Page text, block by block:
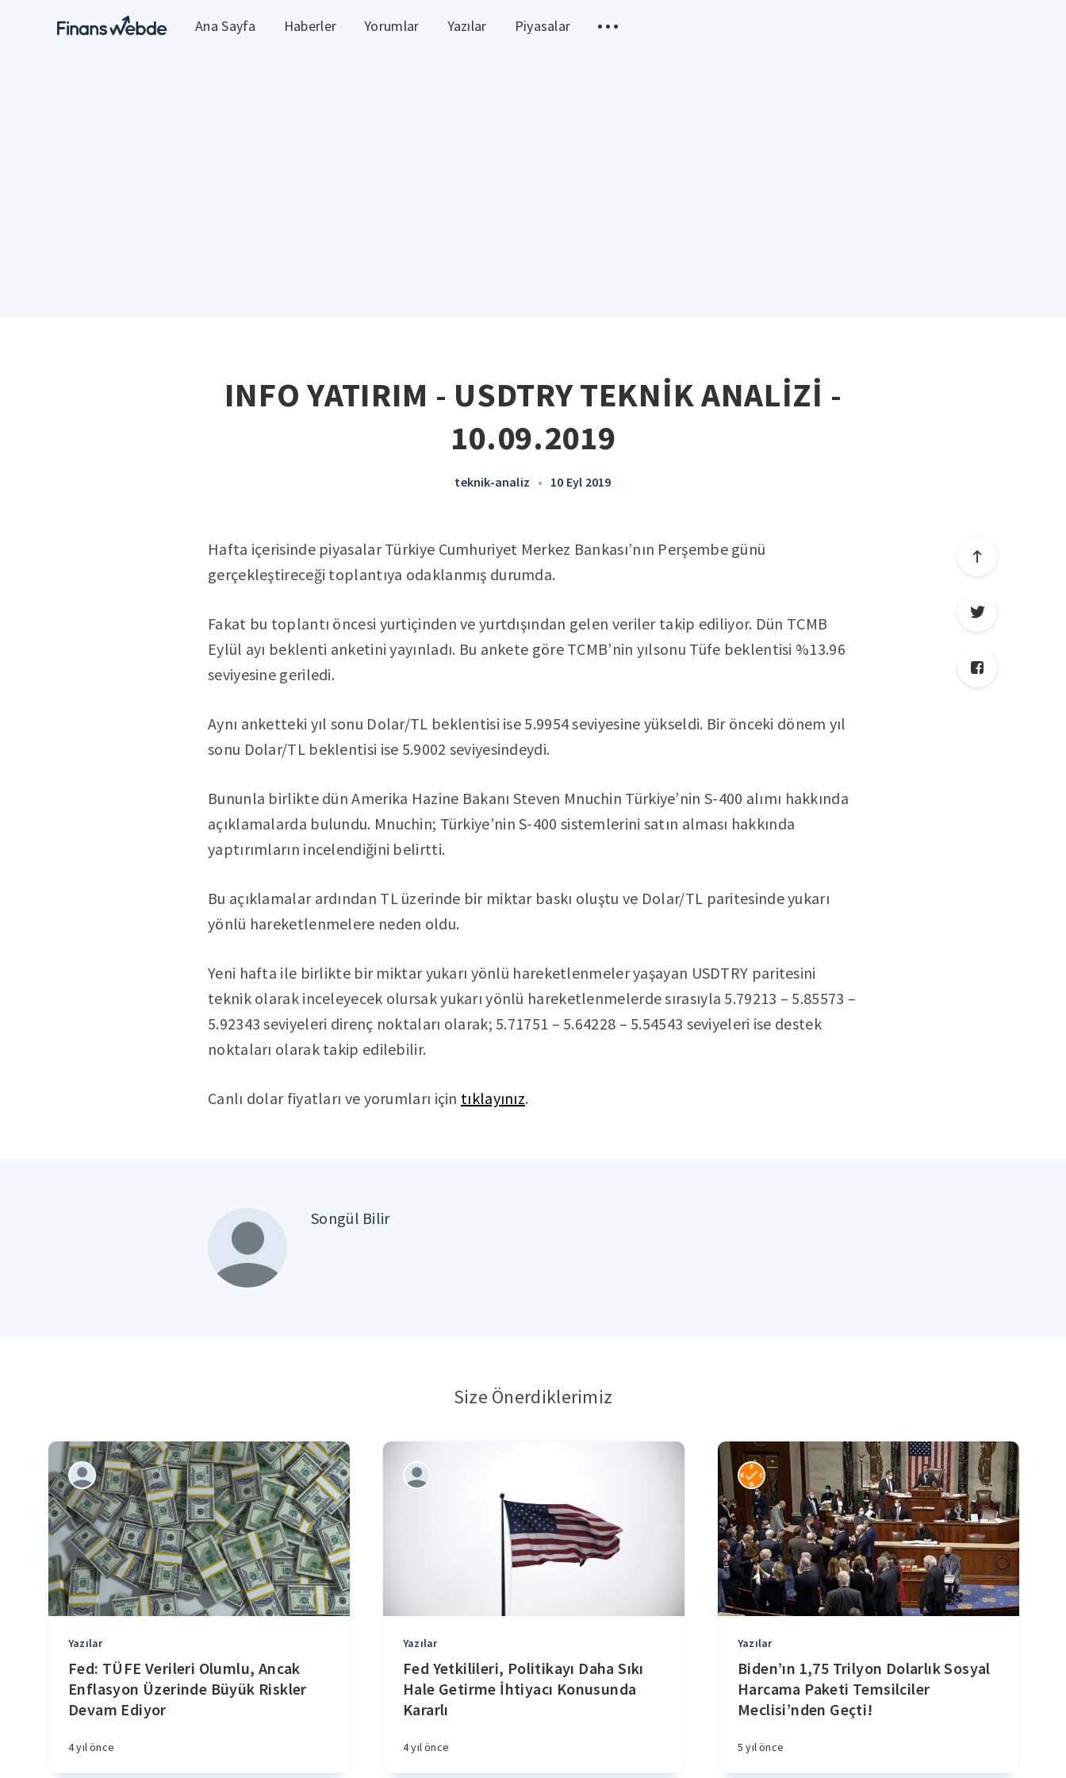
Ana Sayfa Haberler Yorumlar Yazılar Piyasalar
INFO YATIRIM - USDTRY TEKNİK ANALİZİ -
10.09.2019
teknik-analiz • 10 Eyl 2019
Hafta içerisinde piyasalar Türkiye Cumhuriyet Merkez Bankası’nın Perşembe günü
gerçekleştireceği toplantıya odaklanmış durumda.
Fakat bu toplantı öncesi yurtiçinden ve yurtdışından gelen veriler takip ediliyor. Dün TCMB
Eylül ayı beklenti anketini yayınladı. Bu ankete göre TCMB’nin yılsonu Tüfe beklentisi %13.96
seviyesine geriledi.
Aynı anketteki yıl sonu Dolar/TL beklentisi ise 5.9954 seviyesine yükseldi. Bir önceki dönem yıl
sonu Dolar/TL beklentisi ise 5.9002 seviyesindeydi.
Bununla birlikte dün Amerika Hazine Bakanı Steven Mnuchin Türkiye’nin S-400 alımı hakkında
açıklamalarda bulundu. Mnuchin; Türkiye’nin S-400 sistemlerini satın alması hakkında
yaptırımların incelendiğini belirtti.
Bu açıklamalar ardından TL üzerinde bir miktar baskı oluştu ve Dolar/TL paritesinde yukarı
yönlü hareketlenmelere neden oldu.
Yeni hafta ile birlikte bir miktar yukarı yönlü hareketlenmeler yaşayan USDTRY paritesini
teknik olarak inceleyecek olursak yukarı yönlü hareketlenmelerde sırasıyla 5.79213 – 5.85573 –
5.92343 seviyeleri direnç noktaları olarak; 5.71751 – 5.64228 – 5.54543 seviyeleri ise destek
noktaları olarak takip edilebilir.
Canlı dolar fiyatları ve yorumları için tıklayınız.
Songül Bilir
Size Önerdiklerimiz
Yazılar
Fed: TÜFE Verileri Olumlu, Ancak
Enflasyon Üzerinde Büyük Riskler
Devam Ediyor
4 yıl önce
Yazılar
Fed Yetkilileri, Politikayı Daha Sıkı
Hale Getirme İhtiyacı Konusunda
Kararlı
4 yıl önce
Yazılar
Biden’ın 1,75 Trilyon Dolarlık Sosyal
Harcama Paketi Temsilciler
Meclisi’nden Geçti!
5 yıl önce